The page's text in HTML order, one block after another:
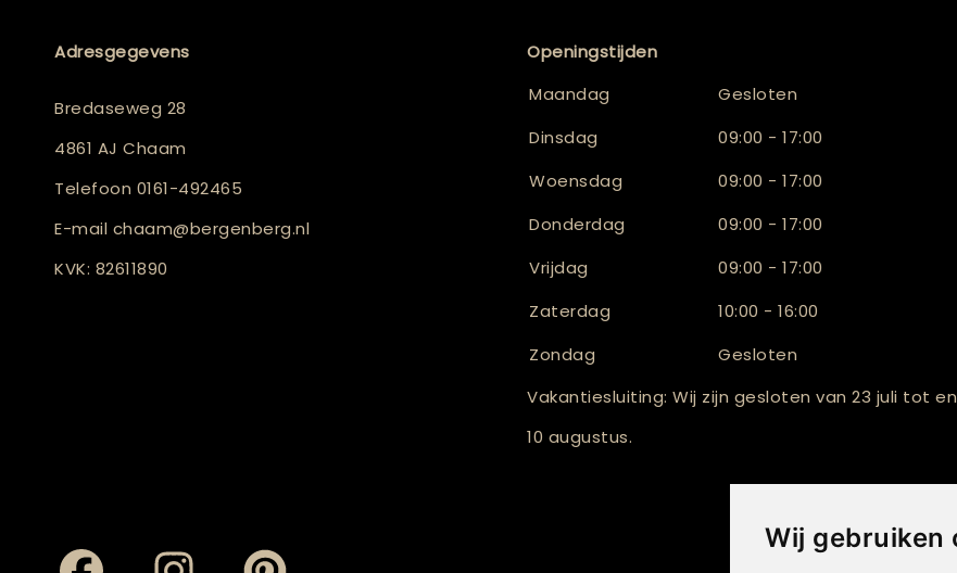
Wij gebruiken
Adresgegevens
Bredaseweg 28
4861 AJ Chaam
Telefoon 0161-492465
E-mail chaam@bergenberg.nl
KVK: 82611890
Openingstijden
Maandag
Gesloten
Dinsdag
09:00 - 17:00
Woensdag
09:00 - 17:00
Donderdag
09:00 - 17:00
Vrijdag
09:00 - 17:00
Zaterdag
10:00 - 16:00
Zondag
Gesloten
Vakantiesluiting: Wij zijn gesloten van 23 juli tot
10 augustus.